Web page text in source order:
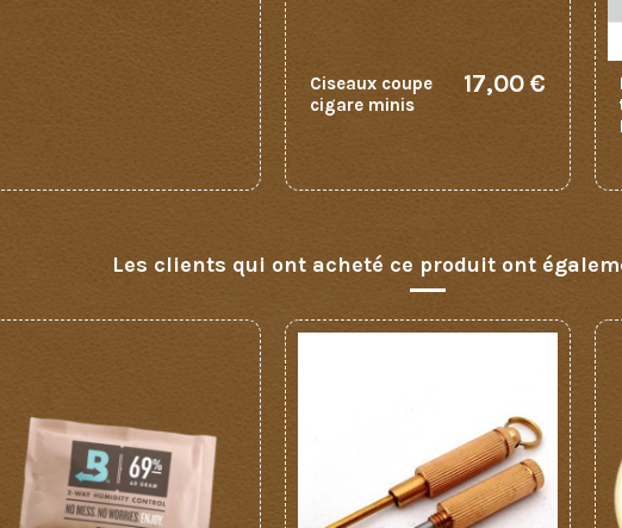
Ciseaux coupe
cigare minis
17,00 €
Les clients qui ont acheté ce produit ont